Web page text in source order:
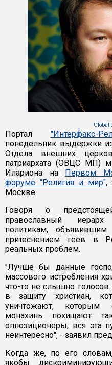
Global
Портал "Интерфакс-
понедельник выдержки
Отдела внешних
патриархата (ОВЦС МП)
Илариона на Первом
форуме "Религия и мир",
Москве.
Говоря о
православный
политикам,
притеснением геев в
реальных проблем.
"Лучше бы данные
массового истребления
что-то не слышно голосов
в защиту христиан,
уничтожают, которым
монахинь похищают
оппозиционеры, вся эта
неинтересно", - заявил
Когда же, по его
якобы